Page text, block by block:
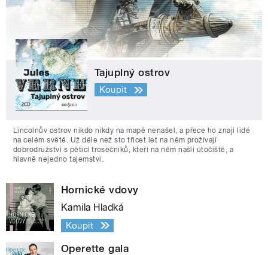
Tajuplný ostrov
Koupit
Lincolnův ostrov nikdo nikdy na mapě nenašel, a přece ho znají lidé
na celém světě. Už déle než sto třicet let na něm prožívají
dobrodružství s pěticí trosečníků, kteří na něm našli útočiště, a
hlavně nejedno tajemství.
Hornické vdovy
Kamila Hladká
Koupit
Operette gala